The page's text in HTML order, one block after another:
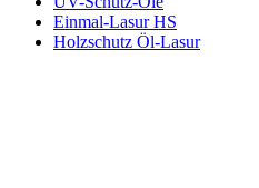
Einmal-Lasur HS
Holzschutz Öl-Lasur